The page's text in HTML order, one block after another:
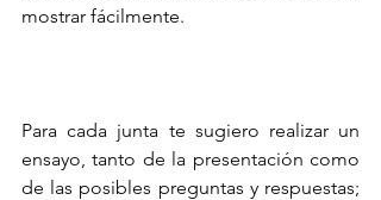
mostrar fácilmente.
Para cada junta te sugiero realizar un
ensayo, tanto de la presentación como
de las posibles preguntas y respuestas;